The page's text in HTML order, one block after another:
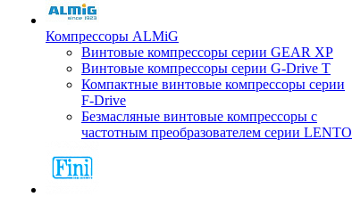
Компрессоры ALMiG
Винтовые компрессоры серии GEAR XP
Винтовые компрессоры серии G-Drive T
Компактные винтовые компрессоры серии
F-Drive
Безмасляные винтовые компрессоры с
частотным преобразователем серии LENTO